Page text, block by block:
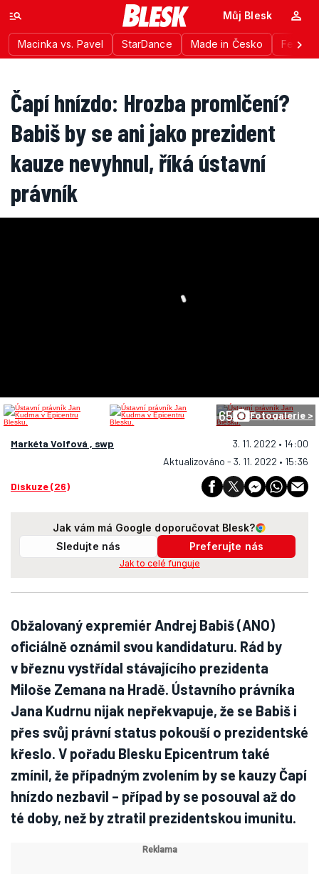
Macinka vs. Pavel StarDance Made in Česko
Můj Blesk
Čapí hnízdo: Hrozba promlčení?
Babiš by se ani jako prezident
kauze nevyhnul, říká ústavní
právník
65 Fotogalerie >
Markéta Volfová , swp
3. 11. 2022 • 14:00
Aktualizováno - 3. 11. 2022 • 15:36
Diskuze (26)
Jak vám má Google doporučovat Blesk?
Sledujte nás
Preferujte nás
Jak to celé funguje
Obžalovaný expremiér Andrej Babiš (ANO)
oficiálně oznámil svou kandidaturu. Rád by
v březnu vystřídal stávajícího prezidenta
Miloše Zemana na Hradě. Ústavního právníka
Jana Kudrnu nijak nepřekvapuje, že se Babiš i
přes svůj právní status pokouší o prezidentské
křeslo. V pořadu Blesku Epicentrum také
zmínil, že případným zvolením by se kauzy Čapí
hnízdo nezbavil – případ by se posouval až do
té doby, než by ztratil prezidentskou imunitu.